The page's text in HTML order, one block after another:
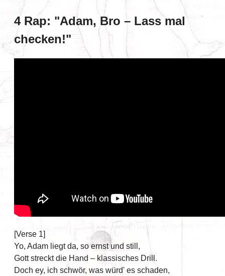
4 Rap: "Adam, Bro – Lass mal
checken!"
[Verse 1]
Yo, Adam liegt da, so ernst und still,
Gott streckt die Hand – klassisches Drill.
Doch ey, ich schwör, was würd' es schaden,